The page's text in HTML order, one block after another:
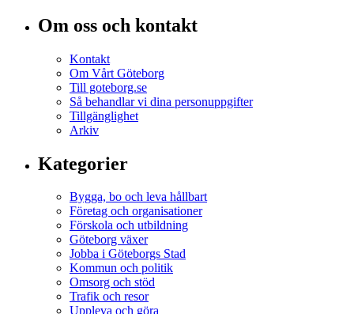
Om oss och kontakt
Kontakt
Om Vårt Göteborg
Till goteborg.se
Så behandlar vi dina personuppgifter
Tillgänglighet
Arkiv
Kategorier
Bygga, bo och leva hållbart
Företag och organisationer
Förskola och utbildning
Göteborg växer
Jobba i Göteborgs Stad
Kommun och politik
Omsorg och stöd
Trafik och resor
Uppleva och göra